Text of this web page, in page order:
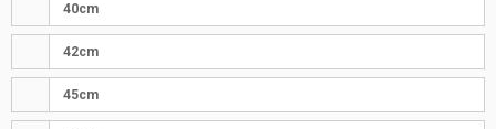
40cm
42cm
45cm